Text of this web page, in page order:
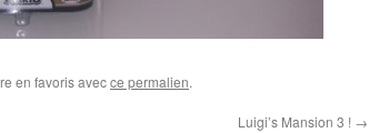
en favoris avecce permalien.
Luigi’s Mansion 3 ! →